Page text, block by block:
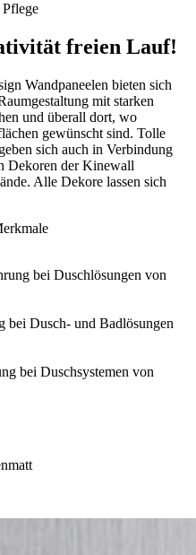
freien Lauf!
Wandpaneelen bieten sich
mit starken
und überall dort, wo
gewünscht sind. Tolle
sich auch in Verbindung
Dekoren der Kinewall
Alle Dekore lassen sich